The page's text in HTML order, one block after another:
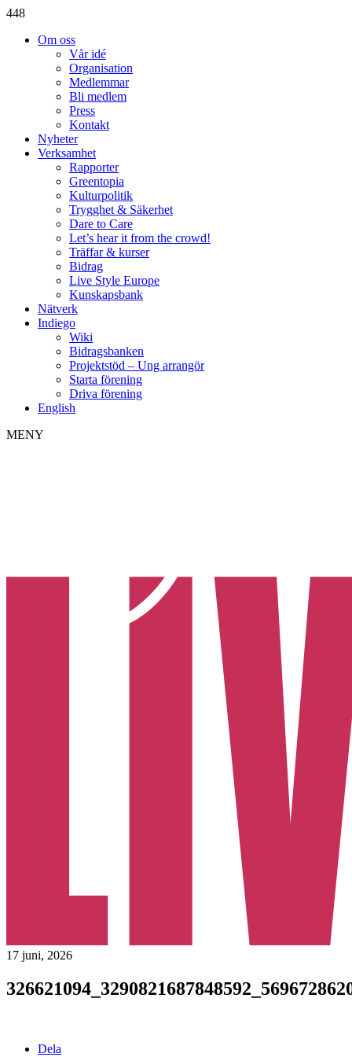
448
Om oss
Vår idé
Organisation
Medlemmar
Bli medlem
Press
Kontakt
Nyheter
Verksamhet
Rapporter
Greentopia
Kulturpolitik
Trygghet & Säkerhet
Dare to Care
Let’s hear it from the crowd!
Träffar & kurser
Bidrag
Live Style Europe
Kunskapsbank
Nätverk
Indiego
Wiki
Bidragsbanken
Projektstöd – Ung arrangör
Starta förening
Driva förening
English
MENY
17 juni, 2026
Dela